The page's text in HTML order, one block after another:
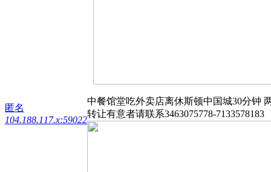
匿名
104.188.117.x:59022
中餐馆堂吃外卖店离休斯顿中国城30分钟
转让有意者请联系3463075778-7133578183